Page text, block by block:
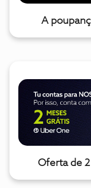
A
Oferta de